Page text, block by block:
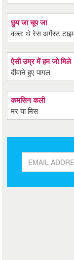
छुप जा चूप जा
वक़्त: थे रेस अगेंस्ट
ऐसी उम्र में हम जो मिले
दीवाने हुए पागल
कमसिन कली
मर या मिस